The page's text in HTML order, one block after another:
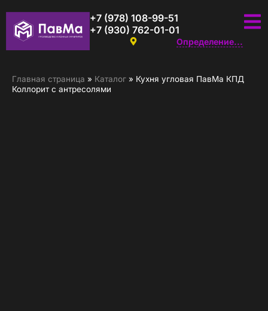
+7 (978) 108-99-51
+7 (930) 762-01-01
Определение...
Главная страница » Каталог » Кухня угловая ПавМа КПД
Коллорит с антресолями